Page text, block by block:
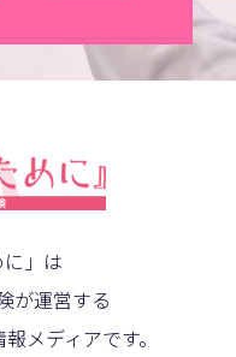
に」は
が運営する
メディアです。